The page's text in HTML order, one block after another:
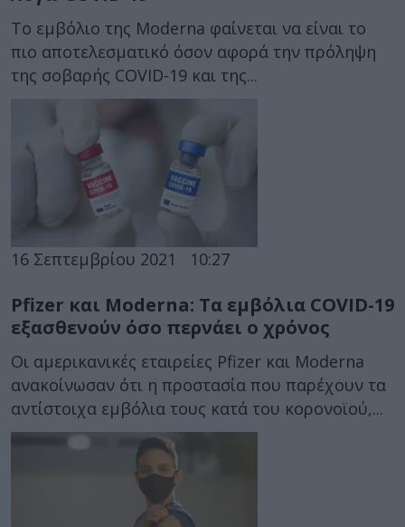
Το εμβόλιο της Moderna φαίνεται να είναι το
πιο αποτελεσματικό όσον αφορά την πρόληψη
της σοβαρής COVID-19 και της...
16 Σεπτεμβρίου 2021 10:27
Pfizer και Moderna: Τα εμβόλια COVID-19
εξασθενούν όσο περνάει ο χρόνος
Οι αμερικανικές εταιρείες Pfizer και Moderna
ανακοίνωσαν ότι η προστασία που παρέχουν τα
αντίστοιχα εμβόλια τους κατά του κορονοϊού,...